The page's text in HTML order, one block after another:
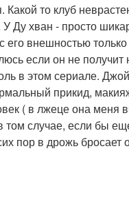
Какой то клуб
Ду хван - просто
его внешностью
если он не получит
в этом сериале.
прикид,
( в лжеце она меня
том случае, если бы
пор в дрожь бросает